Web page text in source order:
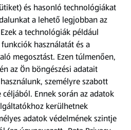
és hasonló technológiákat
a lehető legjobban az
Ezek a technológiák például
használatát és a
megosztást. Ezen túlmenően,
az Ön böngészési adatait
személyre szabott
Ennek során az adatok
kerülhetnek
adatok védelmének szintje